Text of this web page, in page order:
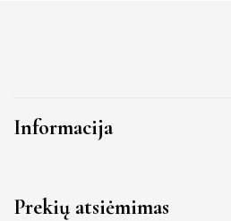
Informacija
Prekių atsiėmimas